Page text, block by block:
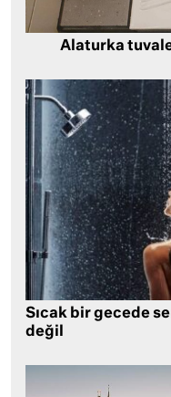
Alaturka
Sıcak bir gecede
değil